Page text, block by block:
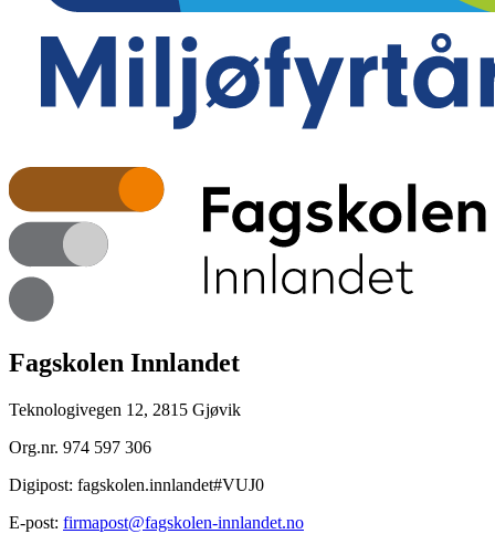
Fagskolen Innlandet
Teknologivegen 12, 2815 Gjøvik
Org.nr. 974 597 306
Digipost: fagskolen.innlandet#VUJ0
E-post: firmapost@fagskolen-innlandet.no